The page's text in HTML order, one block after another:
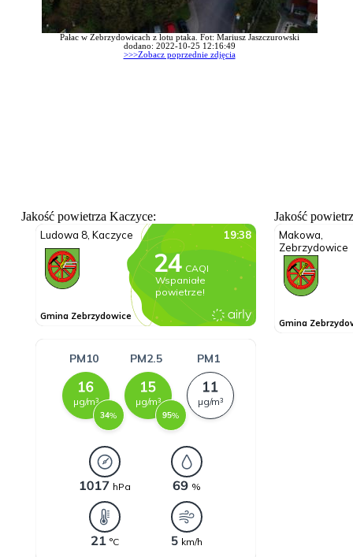
Pałac w Zebrzydowicach z lotu ptaka. Fot: Mariusz Jaszczurowski
dodano: 2022-10-25 12:16:49
>>>Zobacz poprzednie zdjęcia
Jakość powietrza Kaczyce: Jakość